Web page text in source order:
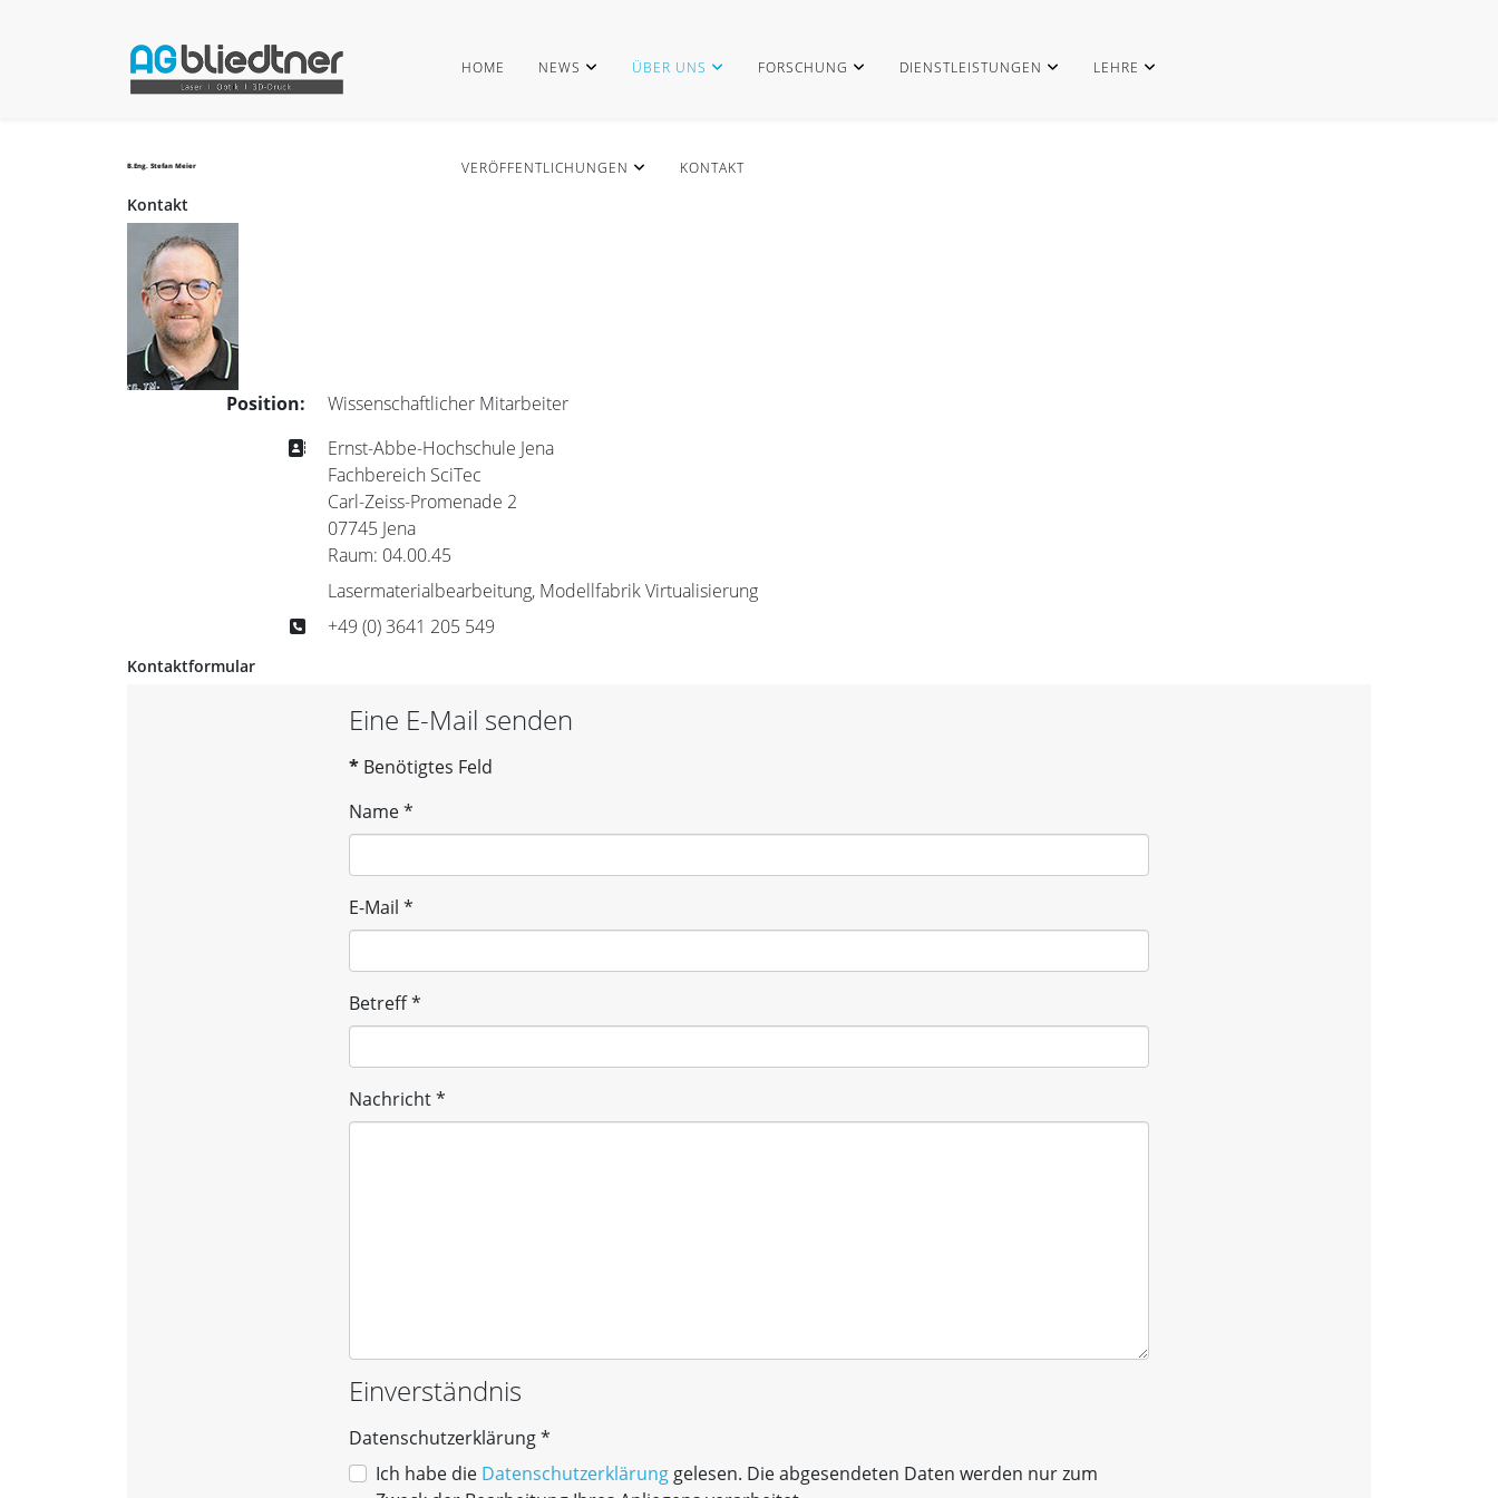
HOME NEWS ÜBER UNS FORSCHUNG DIENSTLEISTUNGEN LEHRE
VERÖFFENTLICHUNGEN KONTAKT
B.Eng. Stefan Meier
Kontakt
Position:
Wissenschaftlicher Mitarbeiter
Adresse
Ernst-Abbe-Hochschule Jena
Fachbereich SciTec
Carl-Zeiss-Promenade 2
07745 Jena
Raum: 04.00.45
Lasermaterialbearbeitung, Modellfabrik Virtualisierung
Telefon
+49 (0) 3641 205 549
Kontaktformular
Eine E-Mail senden
* Benötigtes Feld
Name*
E-Mail *
Betreff*
Nachricht*
Einverständnis
Datenschutzerklärung*
Datenschutzerklärung
Ich habe die Datenschutzerklärung gelesen. Die abgesendeten Daten werden nur zum